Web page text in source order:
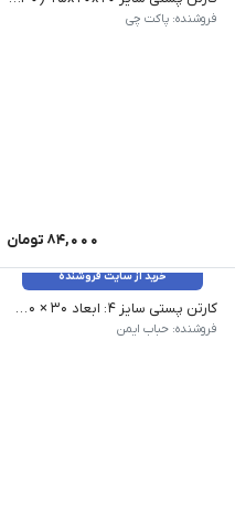
فروشنده: پاکت چی
84,000 تومان
خرید از سایت فروشنده
کارتن پستی سایز ۴: ابعاد ۳۰ × ۲۰ × ۲۰ سانتی متر 10عددی سه لایه
فروشنده: حباب ایمن